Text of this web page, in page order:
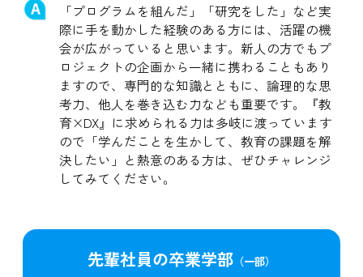
「プログラムを組んだ」「研究をした」など実
際に手を動かした経験のある方には、活躍の機
会が広がっていると思います。新人の方でもプ
ロジェクトの企画から一緒に携わることもあり
ますので、専門的な知識とともに、論理的な思
考力、他人を巻き込む力なども重要です。『教
育×DX』に求められる力は多岐に渡っています
ので「学んだことを生かして、教育の課題を解
決したい」と熱意のある方は、ぜひチャレンジ
してみてください。
先輩社員の卒業学部 （一部）